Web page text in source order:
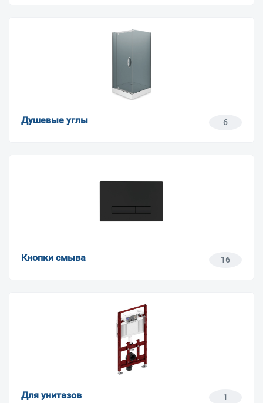
Душевые углы 6
Кнопки смыва 16
Для унитазов 1